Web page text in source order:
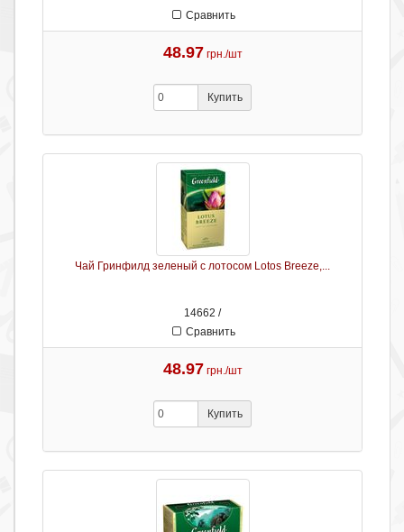
Сравнить
48.97 грн./шт
Купить
Чай Гринфилд зеленый с лотосом Lotos Breeze,...
14662 /
Сравнить
48.97 грн./шт
Купить